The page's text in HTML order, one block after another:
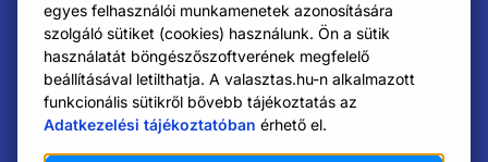
egyes felhasználói munkamenetek azonosítására
szolgáló sütiket (cookies) használunk. Ön a sütik
használatát böngészőszoftverének megfelelő
beállításával letilthatja. A valasztas.hu-n alkalmazott
funkcionális sütikről bővebb tájékoztatás az
Adatkezelési tájékoztatóban érhető el.
Karrier
Adatkezelési tájékoztató
Választási Információs Szolgálatok